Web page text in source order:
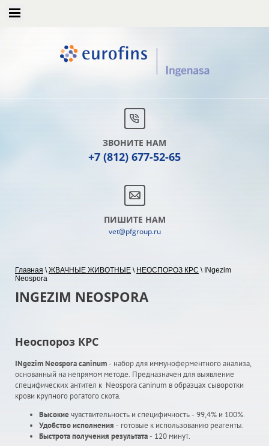
ЗВОНИТЕ НАМ
+7 (812) 677-52-65
ПИШИТЕ НАМ
vet@pfgroup.ru
Главная \ЖВАЧНЫЕ ЖИВОТНЫЕ \ НЕОСПОРОЗ КРС \ INgezim
Neospora
INGEZIM NEOSPORA
Неоспороз КРС
INgezim Neospora caninum- набор для иммуноферментного анализа,
основанный на непрямом методе. Предназначен для выявление
специфических антител к Neospora caninum в образцах сыворотки
крови крупного рогатого скота.
Высокие чувствительность и специфичность - 99,4% и 100%.
Удобство исполнения - готовые к использованию реагенты.
Быстрота получения результата- 120 минут.